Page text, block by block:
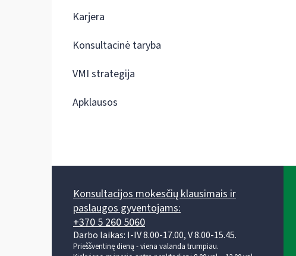
Karjera
Konsultacinė taryba
VMI strategija
Apklausos
Konsultacijos mokesčių klausimais ir
paslaugos gyventojams:
+370 5 260 5060
Darbo laikas: I-IV 8.00-17.00, V 8.00-15.45.
Prieššventinę dieną - viena valanda trumpiau.